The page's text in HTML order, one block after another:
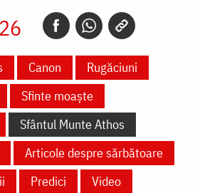
Canon
Rugăciuni
Sfinte moaște
Sfântul Munte Athos
Articole despre sărbătoare
Predici
Video